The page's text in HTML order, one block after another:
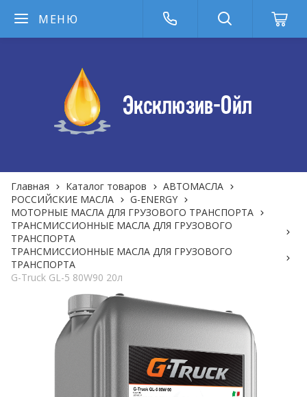
МЕНЮ
Главная Каталог товаров
АВТОМАСЛА
РОССИЙСКИЕ МАСЛА
G-ENERGY
МОТОРНЫЕ МАСЛА ДЛЯ ГРУЗОВОГО ТРАНСПОРТА
ТРАНСМИССИОННЫЕ МАСЛА ДЛЯ ГРУЗОВОГО
ТРАНСПОРТА
ТРАНСМИССИОННЫЕ МАСЛА ДЛЯ ГРУЗОВОГО
ТРАНСПОРТА
G-Truck GL-5 80W90 20л